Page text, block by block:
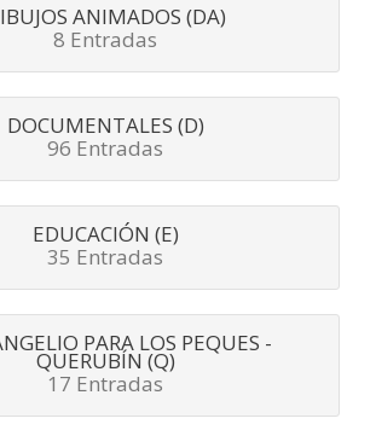
ANIMADOS (DA)
8 Entradas
DOCUMENTALES (D)
96 Entradas
EDUCACIÓN (E)
35 Entradas
PARA LOS PEQUES -
QUERUBÍN (Q)
17 Entradas